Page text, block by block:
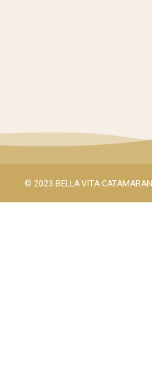
© 2023 BELLA VITA CATAMARAN